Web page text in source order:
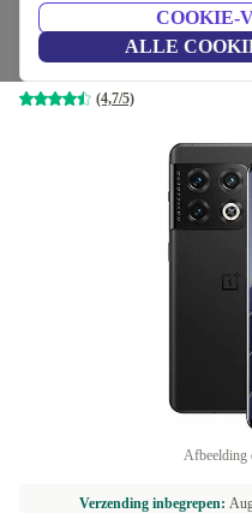
COOKIE-
ALLE
OnePlus 10 Pro
8 GB | 128 GB | Dual-SIM |
(4,7/5)
Afbeelding
Verzending inbegrepen: